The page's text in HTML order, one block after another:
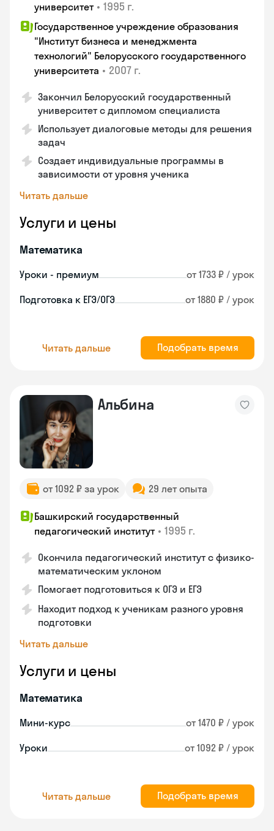
университет • 1995 г.
Государственное учреждение образования
"Институт бизнеса и менеджмента
технологий" Белорусского государственного
университета • 2007 г.
Закончил Белорусский государственный
университет с дипломом специалиста
Использует диалоговые методы для решения
задач
Создает индивидуальные программы в
зависимости от уровня ученика
Читать дальше
Услуги и цены
Математика
Уроки - премиум от 1733 ₽ / урок
Подготовка к ЕГЭ/ОГЭ от 1880 ₽ / урок
Читать дальше Подобрать время
Альбина
от 1092 ₽ за урок 29 лет опыта
Башкирский государственный
педагогический институт • 1995 г.
Окончила педагогический институт с физико-
математическим уклоном
Помогает подготовиться к ОГЭ и ЕГЭ
Находит подход к ученикам разного уровня
подготовки
Читать дальше
Услуги и цены
Математика
Мини-курс от 1470 ₽ / урок
Уроки от 1092 ₽ / урок
Читать дальше Подобрать время